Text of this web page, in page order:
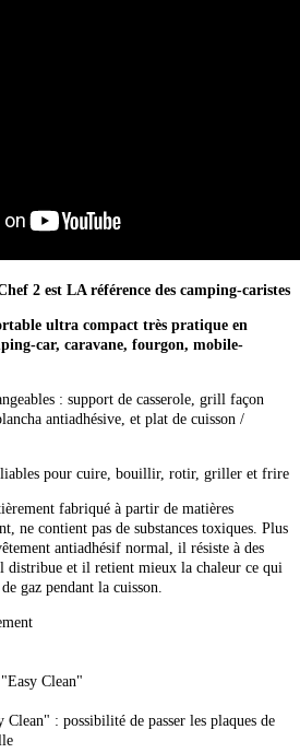
2 est LA référence des camping-caristes
ultra compact très pratique en
car, caravane, fourgon, mobile-
: support de casserole, grill façon
antiadhésive, et plat de cuisson /
pour cuire, bouillir, rotir, griller et frire
fabriqué à partir de matières
ne contient pas de substances toxiques. Plus
antiadhésif normal, il résiste à des
distribue et il retient mieux la chaleur ce qui
gaz pendant la cuisson.
Clean"
: possibilité de passer les plaques de